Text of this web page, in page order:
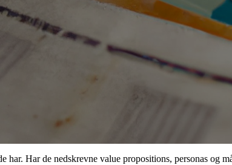
Har de nedskrevne value propositions, personas og